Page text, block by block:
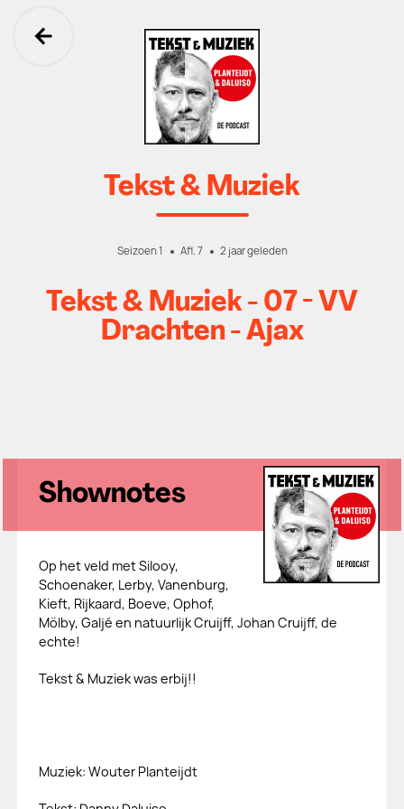
Ga terug
Tekst & Muziek
Seizoen 1 Afl. 7 2 jaar geleden
Tekst & Muziek - 07 - VV
Drachten - Ajax
Shownotes
Op het veld met Silooy,
Schoenaker, Lerby, Vanenburg,
Kieft, Rijkaard, Boeve, Ophof,
Mölby, Galjé en natuurlijk Cruijff, Johan Cruijff, de
echte!
Tekst & Muziek was erbij!!
Muziek: Wouter Planteijdt